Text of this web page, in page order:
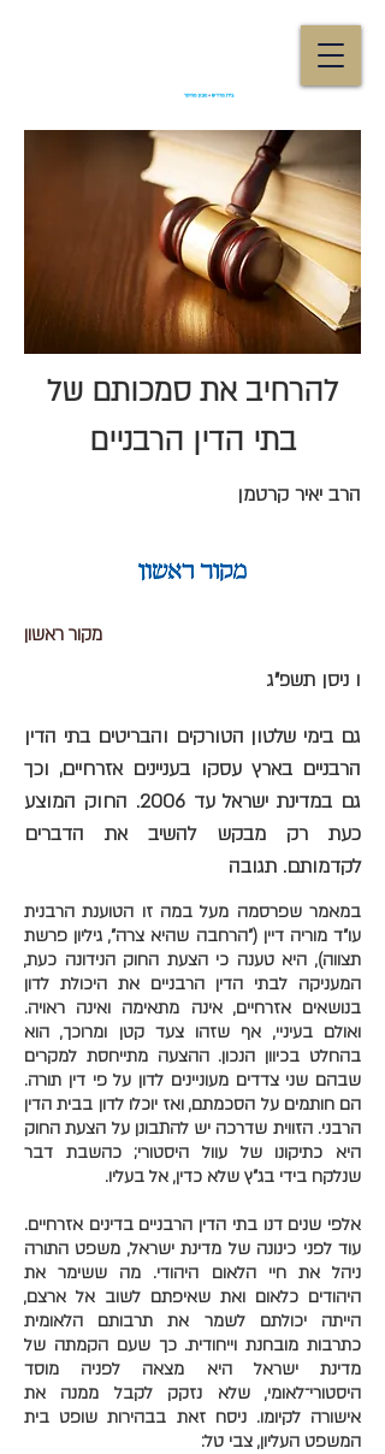
להרחיב את סמכותם של
בתי הדין הרבניים
הרב יאיר קרטמן
מקור ראשון
ו ניסן תשפ"ג
גם בימי שלטון הטורקים והבריטים בתי הדין
הרבניים בארץ עסקו בעניינים אזרחיים, וכך
גם במדינת ישראל עד 2006. החוק המוצע
כעת רק מבקש להשיב את הדברים
לקדמותם. תגובה
במאמר שפרסמה מעל במה זו הטוענת הרבנית
עו"ד מוריה דיין ("הרחבה שהיא צרה", גיליון פרשת
תצווה), היא טענה כי הצעת החוק הנידונה כעת,
המעניקה לבתי הדין הרבניים את היכולת לדון
בנושאים אזרחיים, אינה מתאימה ואינה ראויה.
ואולם בעיניי, אף שזהו צעד קטן ומרוכך, הוא
בהחלט בכיוון הנכון. ההצעה מתייחסת למקרים
שבהם שני צדדים מעוניינים לדון על פי דין תורה.
הם חותמים על הסכמתם, ואז יוכלו לדון בבית הדין
הרבני. הזווית שדרכה יש להתבונן על הצעת החוק
היא כתיקונו של עוול היסטורי; כהשבת דבר
שנלקח בידי בג"ץ שלא כדין, אל בעליו.
אלפי שנים דנו בתי הדין הרבניים בדינים אזרחיים.
עוד לפני כינונה של מדינת ישראל, משפט התורה
ניהל את חיי הלאום היהודי. מה ששימר את
היהודים כלאום ואת שאיפתם לשוב אל ארצם,
הייתה יכולתם לשמר את תרבותם הלאומית
כתרבות מובחנת וייחודית. כך שעם הקמתה של
מדינת ישראל היא מצאה לפניה מוסד
היסטורי־לאומי, שלא נזקק לקבל ממנה את
אישורה לקיומו. ניסח זאת בבהירות שופט בית
המשפט העליון, צבי טל: